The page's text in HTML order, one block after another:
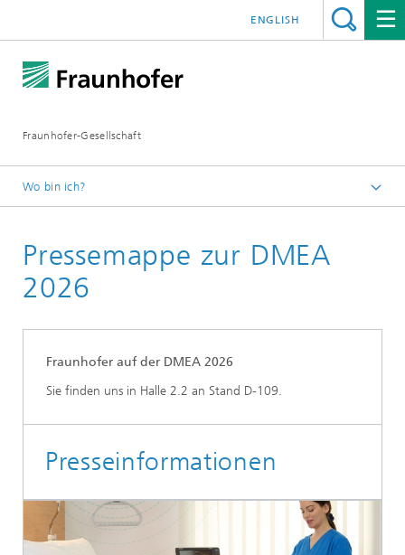
Fraunhofer-Gesellschaft
ENGLISH
Wo bin ich?
Pressemappe zur DMEA
2026
Fraunhofer auf der DMEA 2026
Sie finden uns in Halle 2.2 an Stand D-109.
Presseinformationen